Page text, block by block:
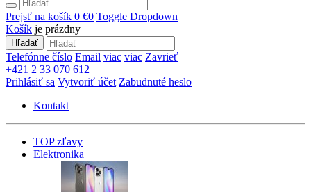
Prejsť na košík 0 €0 Toggle Dropdown
Košík je prázdny
Hľadať
Telefónne číslo Email viac viac Zavrieť
+421 2 33 070 612
Prihlásiť sa Vytvoriť účet Zabudnuté heslo
Kontakt
TOP zľavy
Elektronika